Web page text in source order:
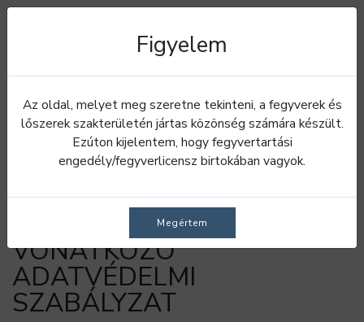
Adatvédelmi
szabályzat
A SZEMÉLYES ADATOK
VÉDELMÉRE ÉS A COOKIE-
K HASZNÁLATÁRA
VONATKOZÓ
ADATVÉDELMI
SZABÁLYZAT
Figyelem
Az oldal, melyet meg szeretne tekinteni, a fegyverek és
lőszerek szakterületén jártas közönség számára készült.
Ezúton kijelentem, hogy fegyvertartási
engedély/fegyverlicensz birtokában vagyok.
Megértem